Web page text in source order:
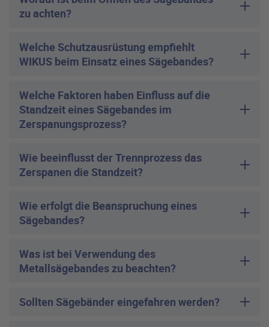
zu achten?
Welche Schutzausrüstung empfiehlt
WIKUS beim Einsatz eines Sägebandes?
Welche Faktoren haben Einfluss auf die
Standzeit eines Sägebandes im
Zerspanungsprozess?
Wie beeinflusst der Trennprozess das
Zerspanen die Standzeit?
Wie erfolgt die Beanspruchung eines
Sägebandes?
Was ist bei Verwendung des
Metallsägebandes zu beachten?
Sollten Sägebänder eingefahren werden?